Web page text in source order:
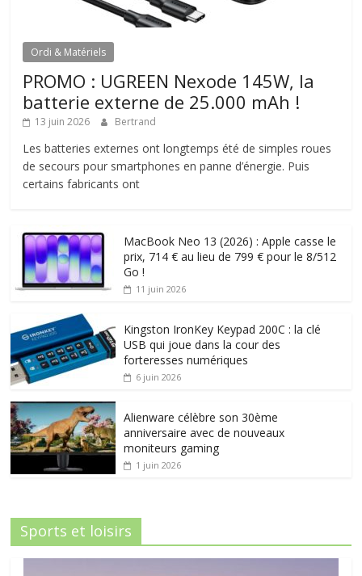
Ordi & Matériels
PROMO : UGREEN Nexode 145W, la
batterie externe de 25.000 mAh !
13 juin 2026 Bertrand
Les batteries externes ont longtemps été de simples roues
de secours pour smartphones en panne d’énergie. Puis
certains fabricants ont
MacBook Neo 13 (2026) : Apple casse le
prix, 714 € au lieu de 799 € pour le 8/512
Go !
11 juin 2026
Kingston IronKey Keypad 200C : la clé
USB qui joue dans la cour des
forteresses numériques
6 juin 2026
Alienware célèbre son 30ème
anniversaire avec de nouveaux
moniteurs gaming
1 juin 2026
Sports et loisirs